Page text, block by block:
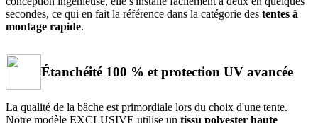
secondes, ce qui en fait la référence dans la catégorie des tentes à
montage rapide.
Étanchéité 100 % et protection UV avancée
La qualité de la bâche est primordiale lors du choix d'une tente.
Notre modèle EXCLUSIVE utilise un tissu polyester haute